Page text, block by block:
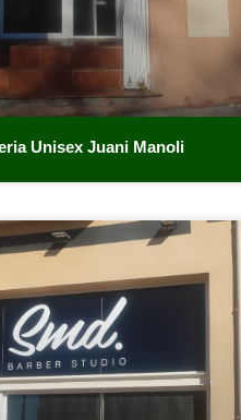
Unisex Juani Manoli